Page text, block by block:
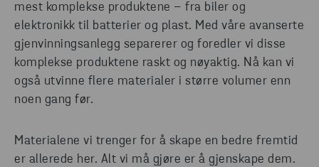
mest komplekse produktene – fra biler og
elektronikk til batterier og plast. Med våre avanserte
gjenvinningsanlegg separerer og foredler vi disse
komplekse produktene raskt og nøyaktig. Nå kan vi
også utvinne flere materialer i større volumer enn
noen gang før.
Materialene vi trenger for å skape en bedre fremtid
er allerede her. Alt vi må gjøre er å gjenskape dem.